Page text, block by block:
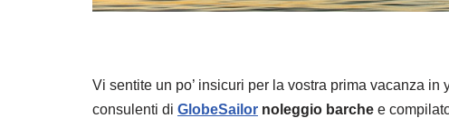
Vi sentite un po’ insicuri per la vostra prima vacanza
consulenti di GlobeSailor noleggio barche e